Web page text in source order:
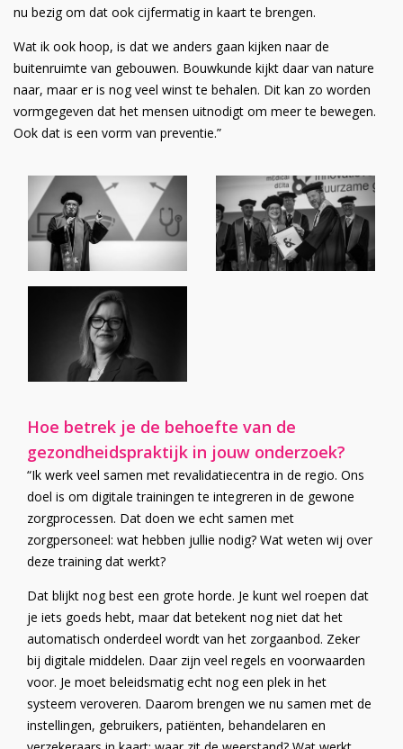
nu bezig om dat ook cijfermatig in kaart te brengen.
Wat ik ook hoop, is dat we anders gaan kijken naar de
buitenruimte van gebouwen. Bouwkunde kijkt daar van nature
naar, maar er is nog veel winst te behalen. Dit kan zo worden
vormgegeven dat het mensen uitnodigt om meer te bewegen.
Ook dat is een vorm van preventie.”
Hoe betrek je de behoefte van de
gezondheidspraktijk in jouw onderzoek?
“Ik werk veel samen met revalidatiecentra in de regio. Ons
doel is om digitale trainingen te integreren in de gewone
zorgprocessen. Dat doen we echt samen met
zorgpersoneel: wat hebben jullie nodig? Wat weten wij over
deze training dat werkt?
Dat blijkt nog best een grote horde. Je kunt wel roepen dat
je iets goeds hebt, maar dat betekent nog niet dat het
automatisch onderdeel wordt van het zorgaanbod. Zeker
bij digitale middelen. Daar zijn veel regels en voorwaarden
voor. Je moet beleidsmatig echt nog een plek in het
systeem veroveren. Daarom brengen we nu samen met de
instellingen, gebruikers, patiënten, behandelaren en